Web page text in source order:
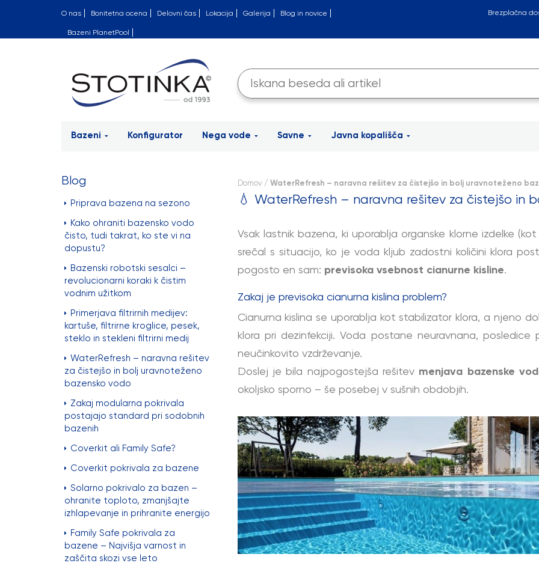
O nas Bonitetna ocena Delovni čas Lokacija Galerija Blog in novice
Bazeni PlanetPool
Brezplačna
Bazeni Konfigurator Nega vode Savne Javna kopališča
Blog
Priprava bazena na sezono
Kako ohraniti bazensko vodo
čisto, tudi takrat, ko ste vi na
dopustu?
Bazenski robotski sesalci –
revolucionarni koraki k čistim
vodnim užitkom
Primerjava filtrirnih medijev:
kartuše, filtrirne kroglice, pesek,
steklo in stekleni filtrirni medij
WaterRefresh – naravna rešitev
za čistejšo in bolj uravnoteženo
bazensko vodo
Zakaj modularna pokrivala
postajajo standard pri sodobnih
bazenih
Coverkit ali Family Safe?
Coverkit pokrivala za bazene
Solarno pokrivalo za bazen –
ohranite toploto, zmanjšajte
izhlapevanje in prihranite energijo
Family Safe pokrivala za
bazene – Najvišja varnost in
zaščita skozi vse leto
Domov/ WaterRefresh – naravna rešitev za čistejšo in bolj uravnoteženo
💧 WaterRefresh – naravna rešitev za čistejšo in
Vsak lastnik bazena, ki uporablja organske klorne izdelke
srečal s situacijo, ko je voda kljub zadostni količini klora
pogosto en sam: previsoka vsebnost cianurne kisline.
Zakaj je previsoka cianurna kislina problem?
Cianurna kislina se uporablja kot stabilizator klora, a njeno
klora pri dezinfekciji. Voda postane neuravnana,
neučinkovito vzdrževanje.
Doslej je bila najpogostejša rešitev menjava bazenske
okoljsko sporno – še posebej v sušnih obdobjih.